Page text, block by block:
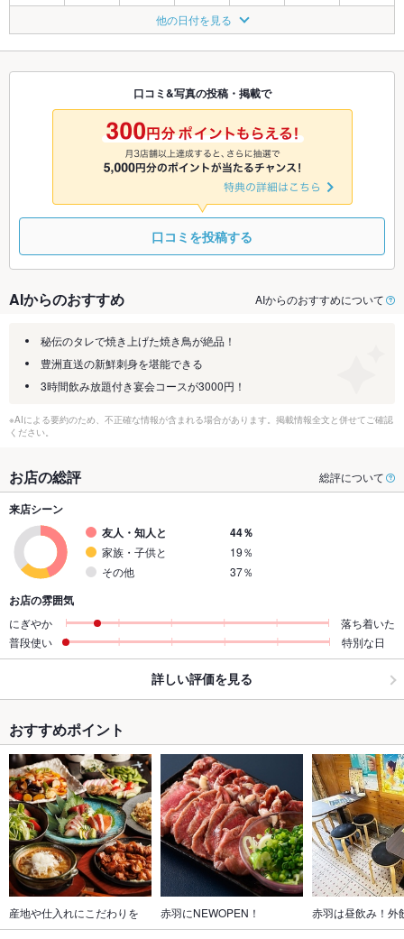
◎ ◎
8/23
◎
8/24
◎
8/25
◎ ◎ ◎
8/28 8/29 8/30
◎
8/31
◎
9/1
◎
9/2 9/3
9/6
◎ ◎ ◎ ◎
他の日付を見る
口コミ&写真の投稿・掲載で
口コミを投稿する
AIからのおすすめ AIからのおすすめについて
秘伝のタレで焼き上げた焼き鳥が絶品！
豊洲直送の新鮮刺身を堪能できる
3時間飲み放題付き宴会コースが3000円！
※AIによる要約のため、不正確な情報が含まれる場合があります。掲載情報全文と併せてご確認
ください。
お店の総評 総評について
来店シーン
友人・知人と
44％
家族・子供と
19％
その他
37％
お店の雰囲気
にぎやか
落ち着いた
普段使い
特別な日
詳しい評価を見る
おすすめポイント
産地や仕入れにこだわりを 赤羽にNEWOPEN！ 赤羽は昼飲み！外